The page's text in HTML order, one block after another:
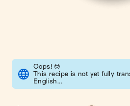
Oops! 🤓
This recipe is not yet fully
English...